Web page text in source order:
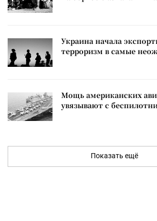
Украина начала
терроризм в самые
Мощь американских
увязывают с
Показать ещё